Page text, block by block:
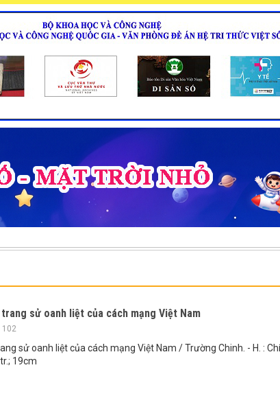
sử oanh liệt của cách mạng Việt Nam
102
sử oanh liệt của cách mạng Việt Nam / Trường Chinh. - H. :
19cm